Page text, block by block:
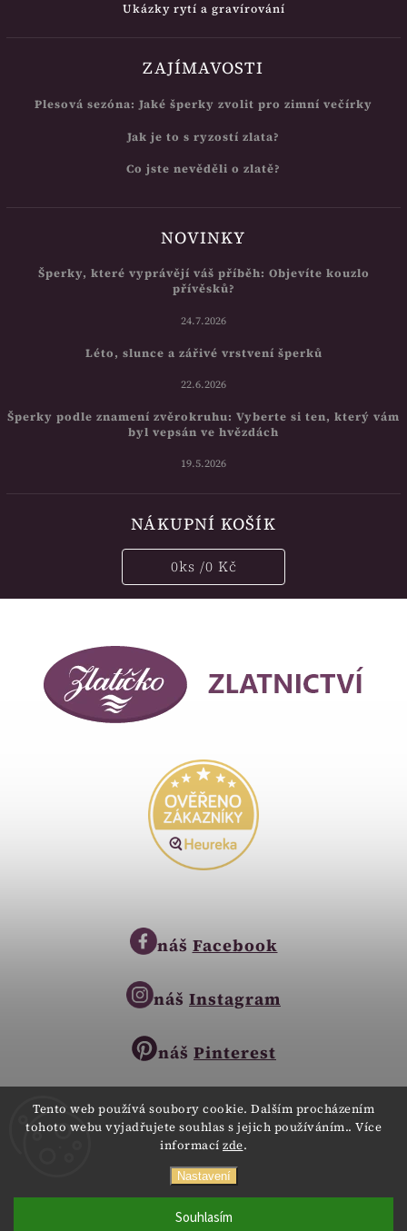
Tento web používá soubory cookie. Dalším procházením
tohoto webu vyjadřujete souhlas s jejich používáním.. Více
informací zde.
Nastavení
Souhlasím
obchod@zlatnictvi-zlaticko.cz
Ukázky rytí a gravírování
ZAJÍMAVOSTI
Plesová sezóna: Jaké šperky zvolit pro zimní večírky
Jak je to s ryzostí zlata?
Co jste nevěděli o zlatě?
NOVINKY
Šperky, které vyprávějí váš příběh: Objevíte kouzlo
přívěsků?
24.7.2026
Léto, slunce a zářivé vrstvení šperků
22.6.2026
Šperky podle znamení zvěrokruhu: Vyberte si ten, který vám
byl vepsán ve hvězdách
19.5.2026
NÁKUPNÍ KOŠÍK
0ks /0 Kč
náš Facebook
náš Instagram
náš Pinterest
Copyright © 2023
Všechna práva vyhrazena.
WebdesignDigitalka.cz